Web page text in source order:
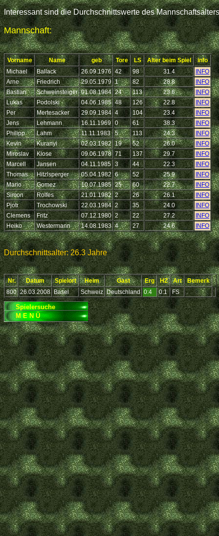
Interessant sind die Durchschnittswerte des
Mannschaft:
Vorname Name geb Tore LS Alter beim Spiel
info
Michael
Ballack 26.09.1976 42 98 31.4
INFO
Arne
Friedrich 29.05.1979 1 82 28.8
INFO
Bastian
Schweinsteiger 01.08.1984 24 113 23.6
INFO
Lukas
Podolski 04.06.1985 48 126 22.8
INFO
Per
Mertesacker 29.09.1984 4 104 23.4
INFO
Jens
Lehmann 16.11.1969 0 61 38.3
INFO
Philipp
Lahm 11.11.1983 5 113 24.3
INFO
Kevin
Kuranyi 02.03.1982 19 52 26.0
INFO
Miroslav
Klose 09.06.1978 71 137 29.7
INFO
Marcell
Jansen 04.11.1985 3 44 22.3
INFO
Thomas
Hitzlsperger 05.04.1982 6 52 25.9
INFO
Mario
Gomez 10.07.1985 25 60 22.7
INFO
Simon
Rolfes 21.01.1982 2 26 26.1
INFO
Pjotr
Trochowski 22.03.1984 2 35 24.0
INFO
Clemens
Fritz 07.12.1980 2 22 27.2
INFO
Heiko
Westermann 14.08.1983 4 27 24.6 INFO
Durchschnittsalter: 26.3 Jahre
Nr. Datum Spielort Heim Gast Erg HZ Art
Bemerk
800 26.03.2008 Basel Schweiz Deutschland 0:4 0:1 FS .
Spielersuche
M E N Ü